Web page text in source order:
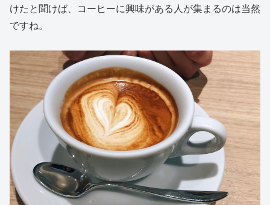
けたと聞けば、コーヒーに興味がある人が集まるのは当然
ですね。